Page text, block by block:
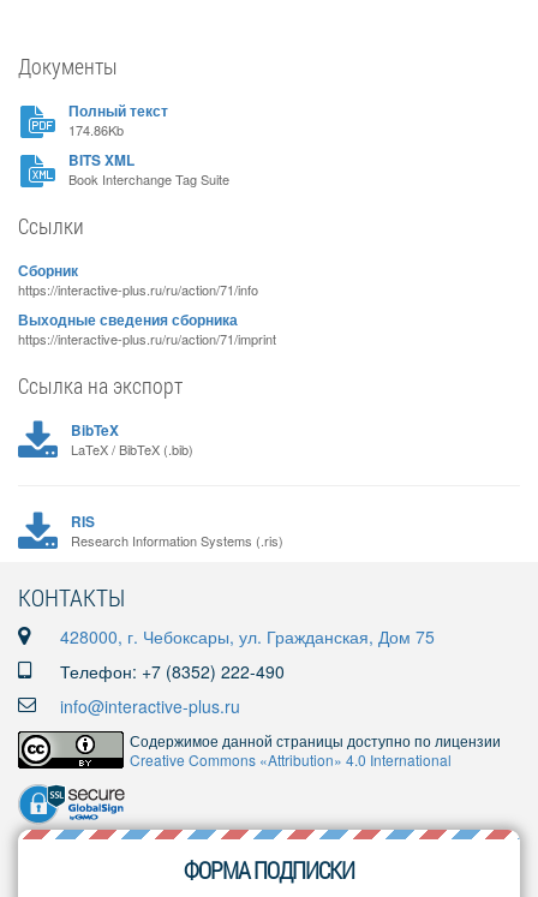
Документы
Полный текст
174.86Kb
BITS XML
Book Interchange Tag Suite
Ссылки
Сборник
https://interactive-plus.ru/ru/action/71/info
Выходные сведения сборника
https://interactive-plus.ru/ru/action/71/imprint
Ссылка на экспорт
BibTeX
LaTeX / BibTeX (.bib)
RIS
Research Information Systems (.ris)
КОНТАКТЫ
428000, г. Чебоксары, ул. Гражданская, Дом 75
Телефон: +7 (8352) 222-490
info@interactive-plus.ru
Содержимое данной страницы доступно по лицензии
Creative Commons «Attribution» 4.0 International
ФОРМА ПОДПИСКИ